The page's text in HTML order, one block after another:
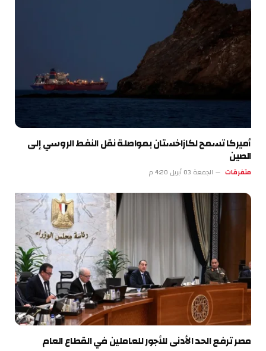
أميركا تسمح لكازاخستان بمواصلة نقل النفط الروسي إلى
الصين
متفرقات الجمعة 03 أبريل 4:20 م
مصر ترفع الحد الأدنى للأجور للعاملين في القطاع العام